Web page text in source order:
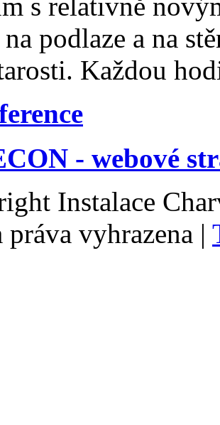
s relativně
podlaze a na
Každou
- webové
Instalace
práva vyhrazena |